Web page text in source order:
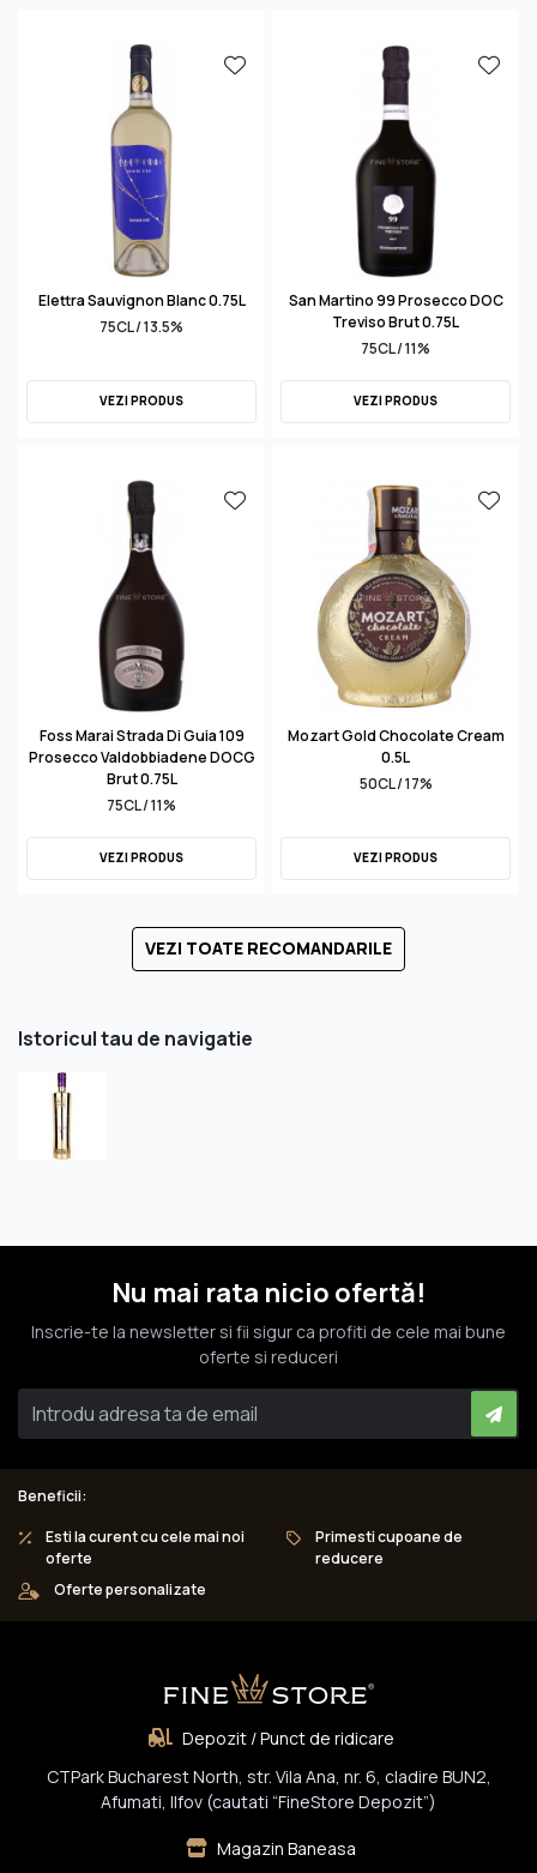
Elettra Sauvignon Blanc 0.75L
75CL / 13.5%
VEZI PRODUS
San Martino 99 Prosecco DOC
Treviso Brut 0.75L
75CL / 11%
VEZI PRODUS
Foss Marai Strada Di Guia 109
Prosecco Valdobbiadene DOCG
Brut 0.75L
75CL / 11%
VEZI PRODUS
Mozart Gold Chocolate Cream
0.5L
50CL / 17%
VEZI PRODUS
VEZI TOATE RECOMANDARILE
Istoricul tau de navigatie
Nu mai rata nicio ofertă!
Inscrie-te la newsletter si fii sigur ca profiti de cele mai bune
oferte si reduceri
Beneficii:
Esti la curent cu cele mai noi
oferte
Primesti cupoane de
reducere
Oferte personalizate
Depozit / Punct de ridicare
CTPark Bucharest North, str. Vila Ana, nr. 6, cladire BUN2,
Afumati, Ilfov (cautati “FineStore Depozit”)
Magazin Baneasa